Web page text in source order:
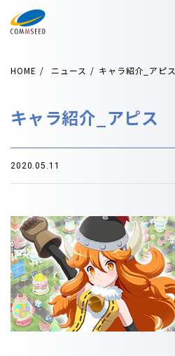
HOME ニュース キャラ紹介_アピス
キャラ紹介_アピス
2020.05.11